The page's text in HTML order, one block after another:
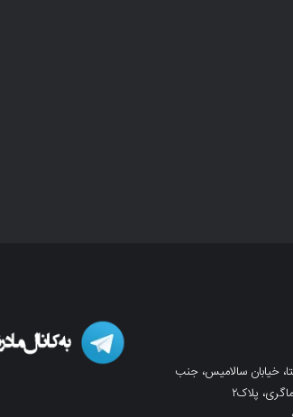
خیابان سالامیس، جنب